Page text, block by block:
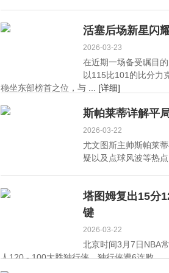
活塞后场新星闪
2026-03-23
在近期一场备受瞩目
以115比101的比分力
稳坐东部榜首之位，与 ... [详细]
斯帕莱蒂详解平
2026-03-22
尤文图斯主帅斯帕莱
疑以及点球风波等热
塔图姆复出15分
键
2026-03-22
北京时间3月7日NBA
人120 - 100大胜独行侠，独行侠遭6连败。